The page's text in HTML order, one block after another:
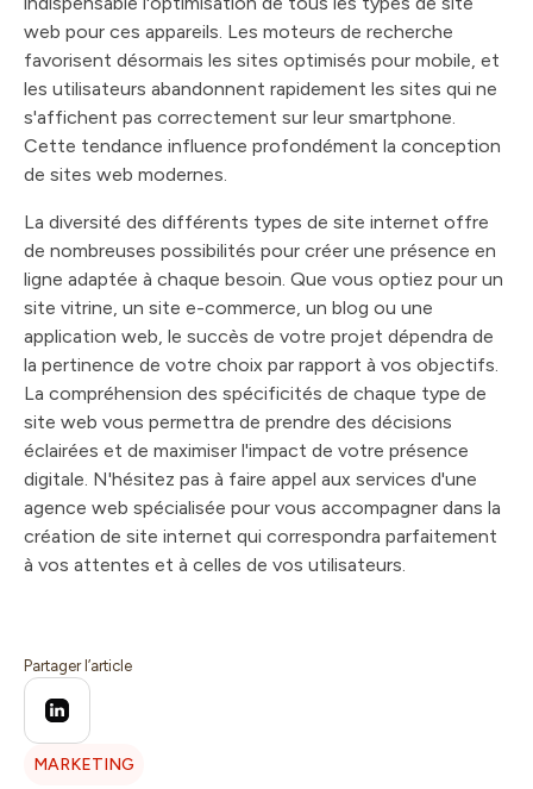
web pour ces appareils. Les moteurs de recherche
favorisent désormais les sites optimisés pour mobile, et
les utilisateurs abandonnent rapidement les sites qui ne
s'affichent pas correctement sur leur smartphone.
Cette tendance influence profondément la conception
de sites web modernes.
La diversité des différents types de site internet offre
de nombreuses possibilités pour créer une présence en
ligne adaptée à chaque besoin. Que vous optiez pour un
site vitrine, un site e-commerce, un blog ou une
application web, le succès de votre projet dépendra de
la pertinence de votre choix par rapport à vos objectifs.
La compréhension des spécificités de chaque type de
site web vous permettra de prendre des décisions
éclairées et de maximiser l'impact de votre présence
digitale. N'hésitez pas à faire appel aux services d'une
agence web spécialisée pour vous accompagner dans la
création de site internet qui correspondra parfaitement
à vos attentes et à celles de vos utilisateurs.
Partager l’article
MARKETING